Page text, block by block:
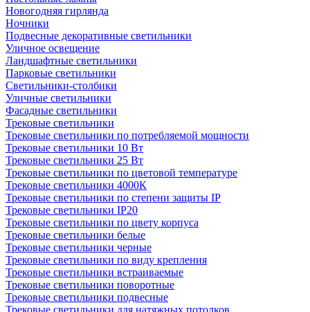
Новогодняя гирлянда
Ночники
Подвесные декоративные светильники
Уличное освещение
Ландшафтные светильники
Парковые светильники
Светильники-столбики
Уличные светильники
Фасадные светильники
Трековые светильники
Трековые светильники по потребляемой мощности
Трековые светильники 10 Вт
Трековые светильники 25 Вт
Трековые светильники по цветовой температуре
Трековые светильники 4000К
Трековые светильники по степени защиты IP
Трековые светильники IP20
Трековые светильники по цвету корпуса
Трековые светильники белые
Трековые светильники черные
Трековые светильники по виду крепления
Трековые светильники встраиваемые
Трековые светильники поворотные
Трековые светильники подвесные
Трековые светильники для натяжных потолков